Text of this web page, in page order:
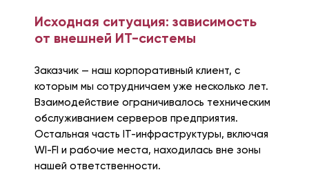
Исходная ситуация: зависимость
от внешней ИТ-системы
Заказчик — наш корпоративный клиент, с
которым мы сотрудничаем уже несколько лет.
Взаимодействие ограничивалось техническим
обслуживанием серверов предприятия.
Остальная часть IT-инфраструктуры, включая
WI-FI и рабочие места, находилась вне зоны
нашей ответственности.